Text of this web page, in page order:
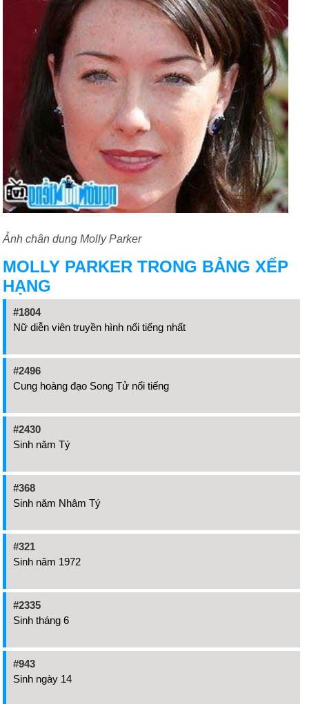
Ảnh chân dung Molly Parker
MOLLY PARKER TRONG BẢNG XẾP
HẠNG
#1804
Nữ diễn viên truyền hình nổi tiếng nhất
#2496
Cung hoàng đạo Song Tử nổi tiếng
#2430
Sinh năm Tý
#368
Sinh năm Nhâm Tý
#321
Sinh năm 1972
#2335
Sinh tháng 6
#943
Sinh ngày 14